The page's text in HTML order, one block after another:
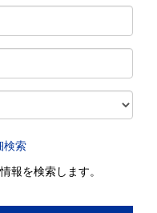
検索
報を検索します。